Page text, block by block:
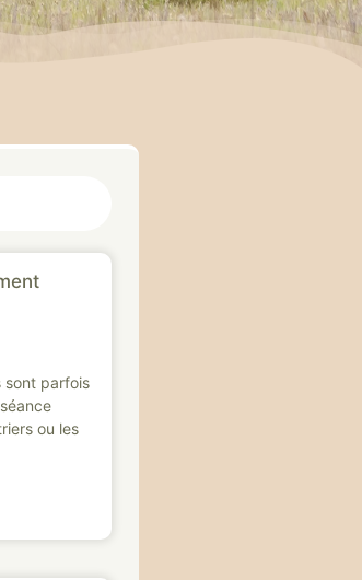
sont parfois
ou les